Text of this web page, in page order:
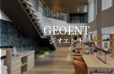
GEOENT
ジオエント